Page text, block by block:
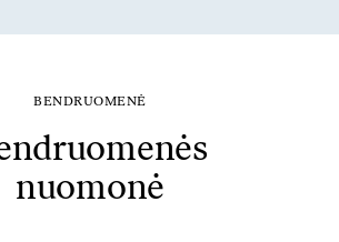
BENDRUOMENĖ
nuomonė